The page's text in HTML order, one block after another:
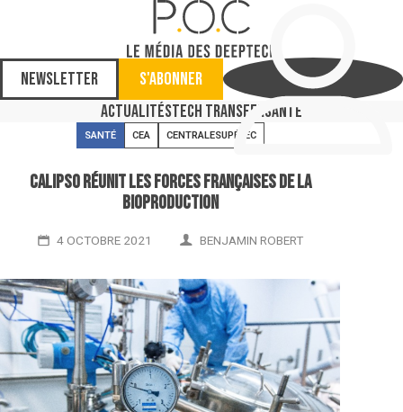
Newsletter
S'abonner
ActualitésTech TransferSanté
SANTÉ CEA CENTRALESUPÉLEC
Calipso réunit les forces françaises de la
bioproduction
4 OCTOBRE 2021 BENJAMIN ROBERT